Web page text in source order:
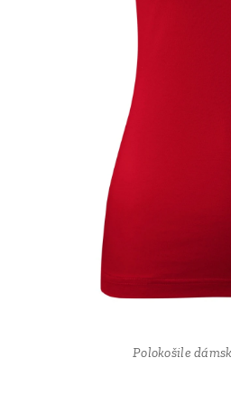
Polokošile
Polokošile
Polokošile